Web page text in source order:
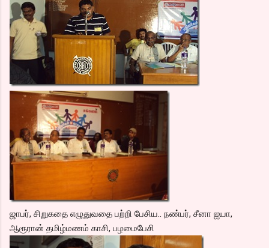
ஜாபர், சிறுகதை எழுதுவதை பற்றி பேசிய.. நண்பர், சீனா ஐயா,
ஆரூரான் தமிழ்மணம் காசி, பழமைபேசி